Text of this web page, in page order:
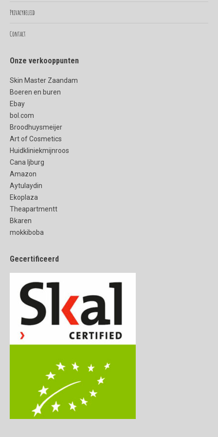
Privacybeleid
Contact
Onze verkooppunten
Skin Master Zaandam
Boeren en buren
Ebay
bol.com
Broodhuysmeijer
Art of Cosmetics
Huidkliniekmijnroos
Cana Ijburg
Amazon
Aytulaydin
Ekoplaza
Theapartmentt
Bkaren
mokkiboba
Gecertificeerd